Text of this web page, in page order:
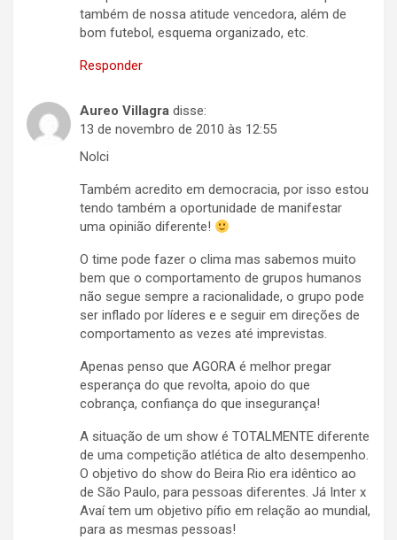
também de nossa atitude vencedora, além de
bom futebol, esquema organizado, etc.
Responder
Aureo Villagra disse:
13 de novembro de 2010 às 12:55
Nolci
Também acredito em democracia, por isso estou
tendo também a oportunidade de manifestar
uma opinião diferente!
O time pode fazer o clima mas sabemos muito
bem que o comportamento de grupos humanos
não segue sempre a racionalidade, o grupo pode
ser inflado por líderes e e seguir em direções de
comportamento as vezes até imprevistas.
Apenas penso que AGORA é melhor pregar
esperança do que revolta, apoio do que
cobrança, confiança do que insegurança!
A situação de um show é TOTALMENTE diferente
de uma competição atlética de alto desempenho.
O objetivo do show do Beira Rio era idêntico ao
de São Paulo, para pessoas diferentes. Já Inter x
Avaí tem um objetivo pífio em relação ao mundial,
para as mesmas pessoas!